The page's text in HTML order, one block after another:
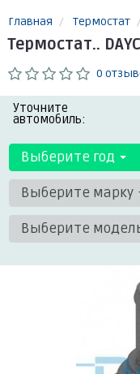
Главная Термостат
Термостат..
0
Уточните
автомобиль:
Выберите год
Выберите марку
Выберите